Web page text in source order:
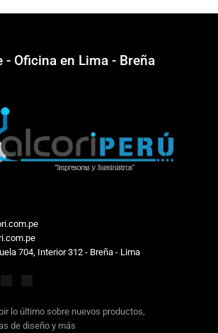
- Oficina en Lima - Breña
704, Interior 312 - Breña - Lima
lo último sobre nuevos productos,
de diseño y más